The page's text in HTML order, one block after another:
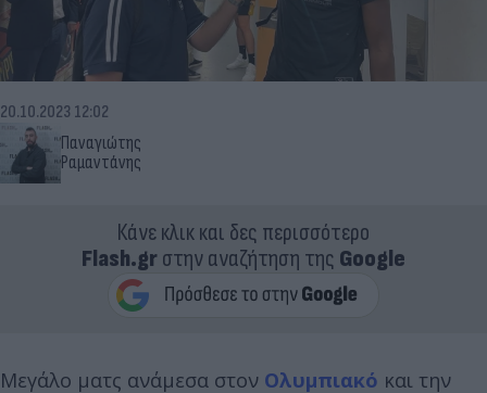
Παναγιώτης
Ραμαντάνης
20.10.2023 12:02
Κάνε κλικ και δες περισσότερο
Flash.grστην αναζήτηση της Google
Μεγάλο ματς ανάμεσα στον Ολυμπιακό και την